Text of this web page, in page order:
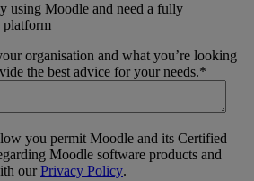
using Moodle and need a fully
platform
organisation and what you’re looking
the best advice for your needs.*
you permit Moodle and its Certified
Moodle software products and
ourPrivacy Policy.